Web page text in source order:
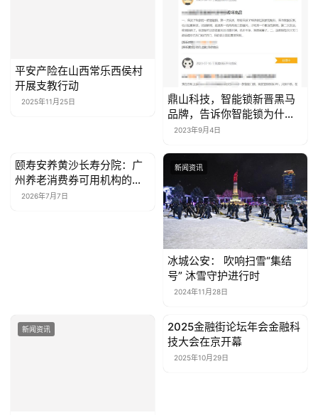
平安产险在山西常乐西侯村
开展支教行动
2025年11月25日
鼎山科技，智能锁新晋黑马
品牌，告诉你智能锁为什么
要追求稳定性
2023年9月4日
新闻资讯
颐寿安养黄沙长寿分院：广
州养老消费券可用机构的费
用与抵扣详解
2026年7月7日
新闻资讯
冰城公安： 吹响扫雪“集结
号” 沐雪守护进行时
2024年11月28日
新闻资讯 新闻资讯
2025金融街论坛年会金融科
技大会在京开幕
2025年10月29日